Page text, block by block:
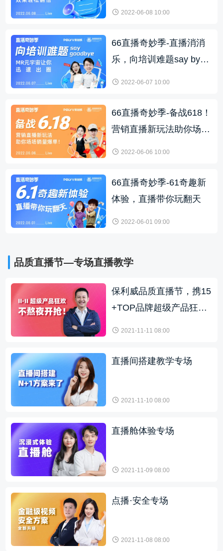
2022-06-08 10:00
66直播奇妙季-直播消消
乐，向培训难题say byeb
2022-06-07 10:00
66直播奇妙季-备战618！
营销直播新玩法助你场场
2022-06-06 10:00
66直播奇妙季-61奇趣新
体验，直播带你玩翻天
2022-06-01 09:00
品质直播节—专场直播教学
保利威品质直播节，携15
+TOP品牌超级产品狂
2021-11-11 08:00
直播间搭建教学专场
2021-11-10 08:00
直播舱体验专场
2021-11-09 08:00
点播·安全专场
2021-11-08 08:00